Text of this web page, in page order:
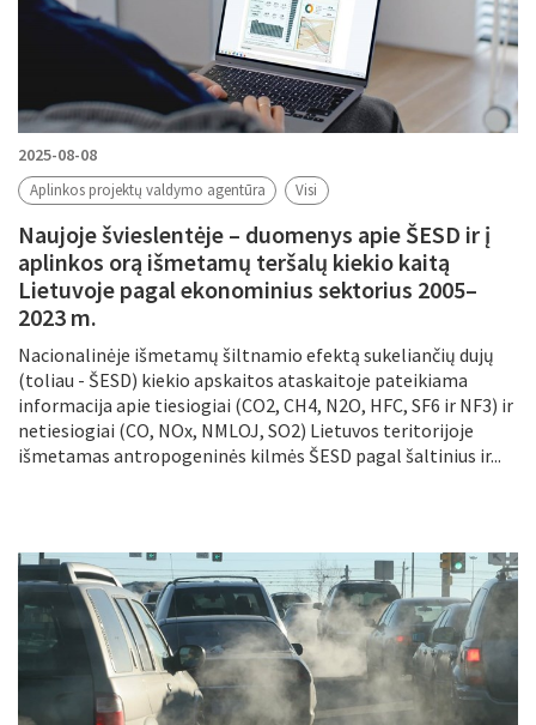
2025-08-08
Aplinkos projektų valdymo agentūra Visi
Naujoje švieslentėje – duomenys apie ŠESD ir į
aplinkos orą išmetamų teršalų kiekio kaitą
Lietuvoje pagal ekonominius sektorius 2005–
2023 m.
Nacionalinėje išmetamų šiltnamio efektą sukeliančių dujų
(toliau - ŠESD) kiekio apskaitos ataskaitoje pateikiama
informacija apie tiesiogiai (CO2, CH4, N2O, HFC, SF6 ir NF3) ir
netiesiogiai (CO, NOx, NMLOJ, SO2) Lietuvos teritorijoje
išmetamas antropogeninės kilmės ŠESD pagal šaltinius ir...